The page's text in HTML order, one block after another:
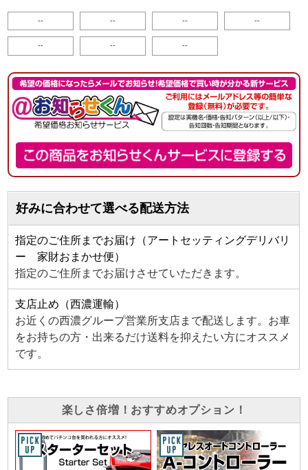
-- -- -- --
-- -- --
好みに合わせて選べる配送方法
指定のご住所までお届け（アートセッティングデリバリ
ー 家財おまかせ便）
指定のご住所までお届けさせていただきます。
支店止め（西濃運輸）
お近くの西濃グループ営業所支店まで配送します。お車
をお持ちの方・出来るだけ送料を抑えたい方にオススメ
です。
楽しさ倍増！おすすめオプション！